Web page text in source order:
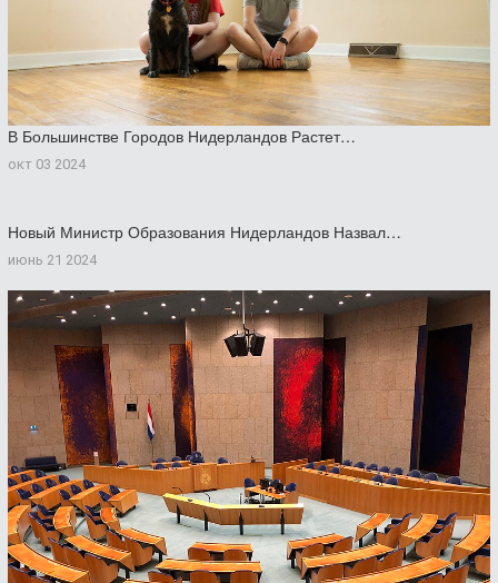
В Большинстве Городов Нидерландов Растет…
окт 03 2024
Новый Министр Образования Нидерландов Назвал…
июнь 21 2024